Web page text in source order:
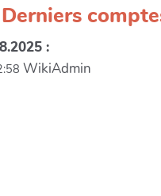
:
WikiAdmin